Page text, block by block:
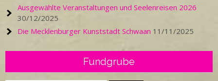
Ausgewählte Veranstaltungen und Seelenreisen 2026
30/12/2025
Die Mecklenburger Kunststadt Schwaan 11/11/2025
Fundgrube